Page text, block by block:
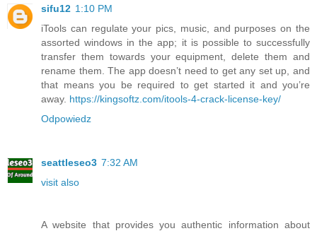
sifu12 1:10 PM
iTools can regulate your pics, music, and purposes on the
assorted windows in the app; it is possible to successfully
transfer them towards your equipment, delete them and
rename them. The app doesn’t need to get any set up, and
that means you be required to get started it and you’re
away. https://kingsoftz.com/itools-4-crack-license-key/
Odpowiedz
seattleseo3 7:32 AM
visit also
A website that provides you authentic information about